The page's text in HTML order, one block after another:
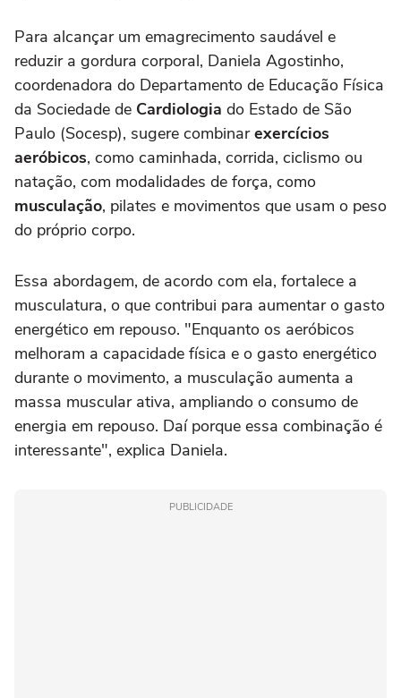
Para alcançar um emagrecimento saudável e
reduzir a gordura corporal, Daniela Agostinho,
coordenadora do Departamento de Educação Física
da Sociedade de Cardiologia do Estado de São
Paulo (Socesp), sugere combinarexercícios
aeróbicos, como caminhada, corrida, ciclismo ou
natação, com modalidades de força, como
musculação, pilates e movimentos que usam o peso
do próprio corpo.
Essa abordagem, de acordo com ela, fortalece a
musculatura, o que contribui para aumentar o gasto
energético em repouso. "Enquanto os aeróbicos
melhoram a capacidade física e o gasto energético
durante o movimento, a musculação aumenta a
massa muscular ativa, ampliando o consumo de
energia em repouso. Daí porque essa combinação é
interessante", explica Daniela.
PUBLICIDADE